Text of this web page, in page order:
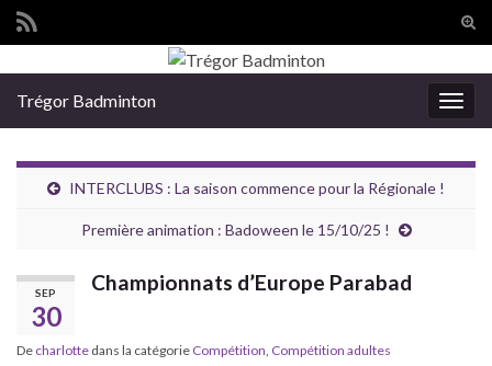
Search for:
Trégor Badminton
INTERCLUBS : La saison commence pour la Régionale !
Première animation : Badoween le 15/10/25 !
SEP
30
Championnats d’Europe Parabad
De charlotte dans la catégorie Compétition Compétition adultes